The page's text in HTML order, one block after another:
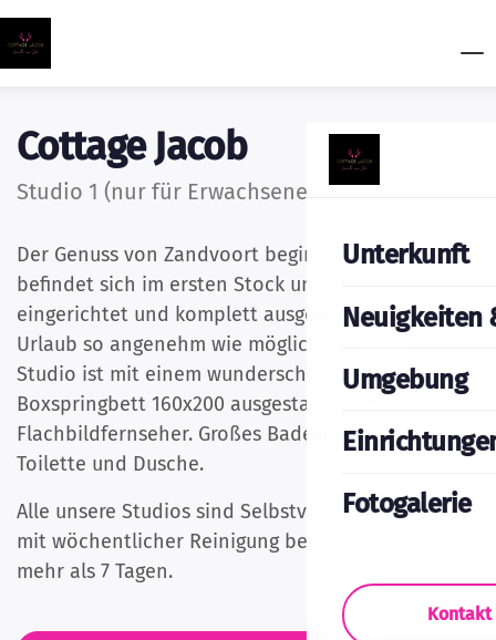
Unterkunft
Neuigkeiten
Umgebung
Fotogalerie
Kontakt
Cottage Jacob
Studio 1 (nur für Erwachsene)
Der Genuss von Zandvoort beginnt hier. Studio 1
befindet sich im ersten Stock und ist stilvoll
eingerichtet und komplett ausgestattet, um Ihren
Urlaub so angenehm wie möglich zu gestalten. Das
Studio ist mit einem wunderschönen Kingsize-
Boxspringbett 160x200 ausgestattet. Kochnische,
Flachbildfernseher. Großes Badezimmer mit
Toilette und Dusche.
Alle unsere Studios sind Selbstversorger-Studios
mit wöchentlicher Reinigung bei Aufenthalten von
mehr als 7 Tagen.